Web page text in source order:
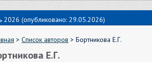
2026 (опубликовано: 29.05.2026)
> Список авторов > Бортникова Е.Г.
Е.Г.